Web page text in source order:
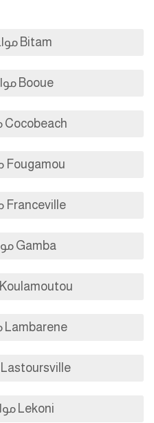
Bitam مواعيد الصلاة
Booue مواعيد الصلاة
Cocobeach مواعيد الصلاة
Fougamou مواعيد الصلاة
Franceville مواعيد الصلاة
Gamba مواعيد الصلاة
Koulamoutou مواعيد الصلاة
Lambarene مواعيد الصلاة
Lastoursville مواعيد الصلاة
Lekoni مواعيد الصلاة